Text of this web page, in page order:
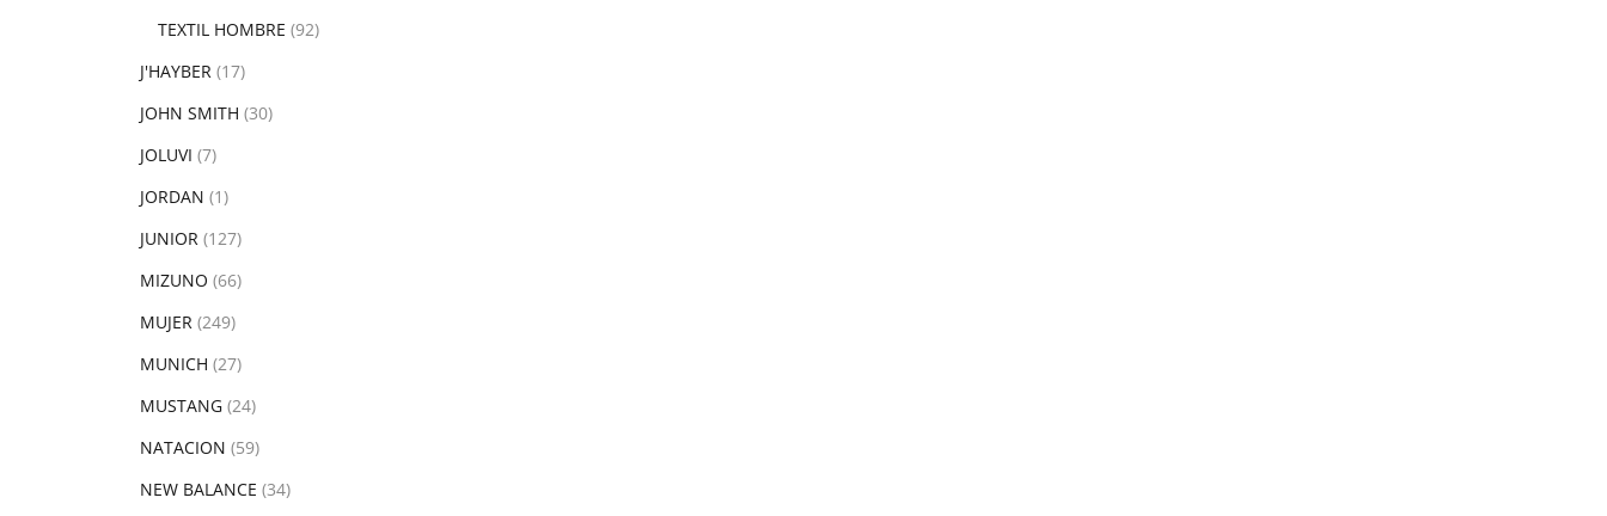
TEXTIL HOMBRE (92)
J'HAYBER (17)
JOHN SMITH (30)
JOLUVI (7)
JORDAN (1)
JUNIOR (127)
MIZUNO (66)
MUJER (249)
MUNICH (27)
MUSTANG (24)
NATACION (59)
NEW BALANCE (34)